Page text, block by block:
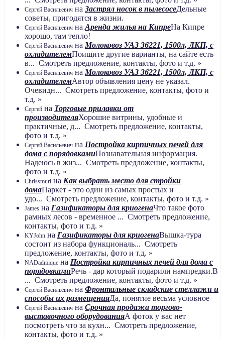
Сергей Васильевич на Застрял носок в пылесосеДельные
советы, пригодятся в жизни.
Сергей Васильевич на Аренда жилья на КипреНа Кипре
хорошо, там тепло!
Сергей Васильевич на Молоковоз УАЗ 36221, 1500л, ЛКП, с
охладителемПоищите другие варианты, на сайте есть
в... Смотреть предложение, контакты, фото и т.д. »
Сергей Васильевич на Молоковоз УАЗ 36221, 1500л, ЛКП, с
охладителемАвтор объявления цену не указал.
Очевидн... Смотреть предложение, контакты, фото и
т.д. »
Сергей на Торговые прилавки от
производителяХорошие витрины, удобные и
практичные, д... Смотреть предложение, контакты,
фото и т.д. »
Сергей Васильевич на Постройка кирпичных печей для
дома с порядовкамиПознавательная информация.
Надеюсь в жиз... Смотреть предложение, контакты,
фото и т.д. »
Chrissmuri на Как выбрать место для стройки
домаПаркет - это один из самых простых и
удо... Смотреть предложение, контакты, фото и т.д. »
James на Газификаторы для криогенаЧто такое фото
рамных лесов - временное ... Смотреть предложение,
контакты, фото и т.д. »
KYJohn на Газификаторы для криогенаВышка-тура
состоит из набора функциональ... Смотреть
предложение, контакты, фото и т.д. »
NADadmique на Постройка кирпичных печей для дома с
порядовкамиРечь - дар который подарили нампредки.В
... Смотреть предложение, контакты, фото и т.д. »
Сергей Васильевич на Фронтальные складские стеллажи и
способы их размещенияДа, понятие весьма условное
Сергей Васильевич на Срочная продажа торгово-
выставочного оборудованияА фоток у вас нет
посмотреть что за кухн... Смотреть предложение,
контакты, фото и т.д. »